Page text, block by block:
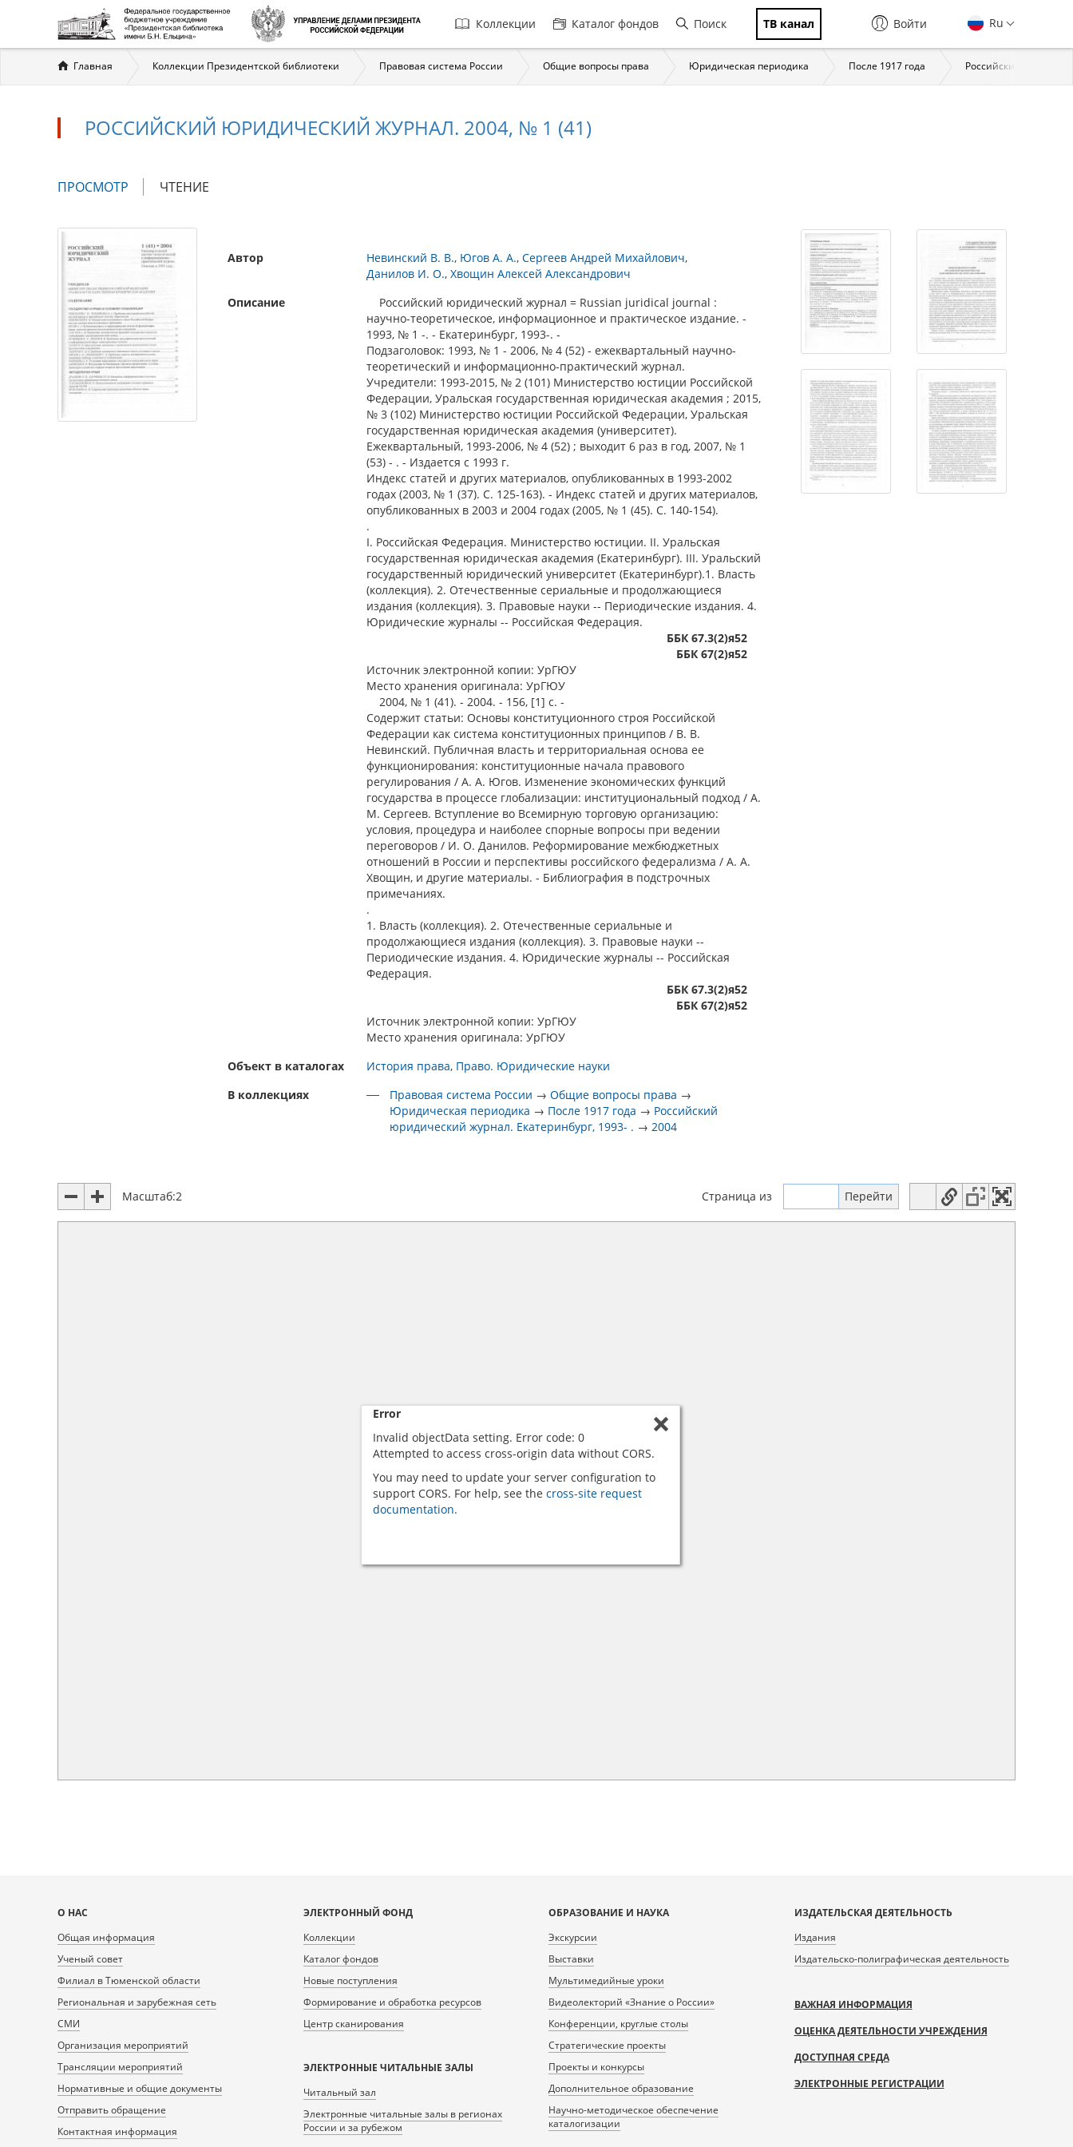
Главная
навигация
Коллекции Каталог фондов Поиск ТВ канал Ru
Войти
Вы
здесь
Главная Коллекции Президентской библиотеки Правовая система России Общие вопросы права Юридическая периодика После 1917 года Российский
РОССИЙСКИЙ ЮРИДИЧЕСКИЙ ЖУРНАЛ. 2004, № 1 (41)
Главные
ПРОСМОТР (АКТИВНАЯ
ЧТЕНИЕ
Автор Невинский В. В. Югов А. А. Сергеев Андрей Михайлович
Данилов И. О. Хвощин Алексей Александрович
Описание
Российский юридический журнал = Russian juridical journal :
научно-теоретическое, информационное и практическое издание. -
1993, № 1 -. - Екатеринбург, 1993-. -
Подзаголовок: 1993, № 1 - 2006, № 4 (52) - ежеквартальный научно-
теоретический и информационно-практический журнал.
Учредители: 1993-2015, № 2 (101) Министерство юстиции Российской
Федерации, Уральская государственная юридическая академия ; 2015,
№ 3 (102) Министерство юстиции Российской Федерации, Уральская
государственная юридическая академия (университет).
Ежеквартальный, 1993-2006, № 4 (52) ; выходит 6 раз в год, 2007, № 1
(53) - . - Издается с 1993 г.
Индекс статей и других материалов, опубликованных в 1993-2002
годах (2003, № 1 (37). С. 125-163). - Индекс статей и других материалов,
опубликованных в 2003 и 2004 годах (2005, № 1 (45). С. 140-154).
.
I. Российская Федерация. Министерство юстиции. II. Уральская
государственная юридическая академия (Екатеринбург). III. Уральский
государственный юридический университет (Екатеринбург).1. Власть
(коллекция). 2. Отечественные сериальные и продолжающиеся
издания (коллекция). 3. Правовые науки -- Периодические издания. 4.
Юридические журналы -- Российская Федерация.
ББК 67.3(2)я52
ББК 67(2)я52
Источник электронной копии: УрГЮУ
Место хранения оригинала: УрГЮУ
2004, № 1 (41). - 2004. - 156, [1] с. -
Содержит статьи: Основы конституционного строя Российской
Федерации как система конституционных принципов / В. В.
Невинский. Публичная власть и территориальная основа ее
функционирования: конституционные начала правового
регулирования / А. А. Югов. Изменение экономических функций
государства в процессе глобализации: институциональный подход / А.
М. Сергеев. Вступление во Всемирную торговую организацию:
условия, процедура и наиболее спорные вопросы при ведении
переговоров / И. О. Данилов. Реформирование межбюджетных
отношений в России и перспективы российского федерализма / А. А.
Хвощин, и другие материалы. - Библиография в подстрочных
примечаниях.
.
1. Власть (коллекция). 2. Отечественные сериальные и
продолжающиеся издания (коллекция). 3. Правовые науки --
Периодические издания. 4. Юридические журналы -- Российская
Федерация.
ББК 67.3(2)я52
ББК 67(2)я52
Источник электронной копии: УрГЮУ
Место хранения оригинала: УрГЮУ
Объект в каталогах
История права Право. Юридические науки
В коллекциях
Правовая система России →Общие вопросы права →
Юридическая периодика → После 1917 года → Российский
юридический журнал. Екатеринбург, 1993- . →2004
Масштаб:2 Страница из
Error
Invalid objectData setting. Error code: 0
Attempted to access cross-origin data without CORS.
You may need to update your server configuration to
support CORS. For help, see the cross-site request
documentation.
Карта
сайта
О НАС
Общая информация
Ученый совет
Филиал в Тюменской области
Региональная и зарубежная сеть
СМИ
Организация мероприятий
Трансляции мероприятий
Нормативные и общие документы
Отправить обращение
Контактная информация
ЭЛЕКТРОННЫЙ ФОНД
Коллекции
Каталог фондов
Новые поступления
Формирование и обработка ресурсов
Центр сканирования
ЭЛЕКТРОННЫЕ ЧИТАЛЬНЫЕ ЗАЛЫ
Читальный зал
Электронные читальные залы в регионах
России и за рубежом
ОБРАЗОВАНИЕ И НАУКА
Экскурсии
Выставки
Мультимедийные уроки
Видеолекторий «Знание о России»
Конференции, круглые столы
Стратегические проекты
Проекты и конкурсы
Дополнительное образование
Научно-методическое обеспечение
каталогизации
ИЗДАТЕЛЬСКАЯ ДЕЯТЕЛЬНОСТЬ
Издания
Издательско-полиграфическая деятельность
ВАЖНАЯ ИНФОРМАЦИЯ
ОЦЕНКА ДЕЯТЕЛЬНОСТИ УЧРЕЖДЕНИЯ
ДОСТУПНАЯ СРЕДА
ЭЛЕКТРОННЫЕ РЕГИСТРАЦИИ